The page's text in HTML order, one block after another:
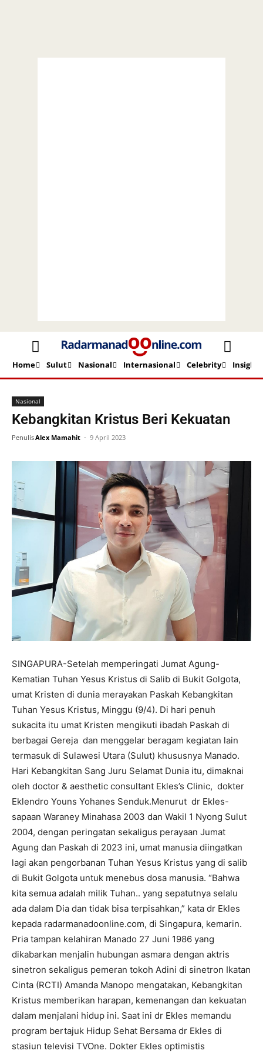
Home Sulut Nasional Internasional Celebrity Insight
Beranda Nasional
Nasional
Kebangkitan Kristus Beri Kekuatan
PenulisAlex Mamahit - 9 April 2023
SINGAPURA-Setelah memperingati Jumat Agung-
Kematian Tuhan Yesus Kristus di Salib di Bukit Golgota,
umat Kristen di dunia merayakan Paskah Kebangkitan
Tuhan Yesus Kristus, Minggu (9/4). Di hari penuh
sukacita itu umat Kristen mengikuti ibadah Paskah di
berbagai Gereja dan menggelar beragam kegiatan lain
termasuk di Sulawesi Utara (Sulut) khususnya Manado.
Hari Kebangkitan Sang Juru Selamat Dunia itu, dimaknai
oleh doctor & aesthetic consultant Ekles’s Clinic, dokter
Eklendro Youns Yohanes Senduk.Menurut dr Ekles-
sapaan Waraney Minahasa 2003 dan Wakil 1 Nyong Sulut
2004, dengan peringatan sekaligus perayaan Jumat
Agung dan Paskah di 2023 ini, umat manusia diingatkan
lagi akan pengorbanan Tuhan Yesus Kristus yang di salib
di Bukit Golgota untuk menebus dosa manusia. “Bahwa
kita semua adalah milik Tuhan.. yang sepatutnya selalu
ada dalam Dia dan tidak bisa terpisahkan,” kata dr Ekles
kepada radarmanadoonline.com, di Singapura, kemarin.
Pria tampan kelahiran Manado 27 Juni 1986 yang
dikabarkan menjalin hubungan asmara dengan aktris
sinetron sekaligus pemeran tokoh Adini di sinetron Ikatan
Cinta (RCTI) Amanda Manopo mengatakan, Kebangkitan
Kristus memberikan harapan, kemenangan dan kekuatan
dalam menjalani hidup ini. Saat ini dr Ekles memandu
program bertajuk Hidup Sehat Bersama dr Ekles di
stasiun televisi TVOne. Dokter Ekles optimistis